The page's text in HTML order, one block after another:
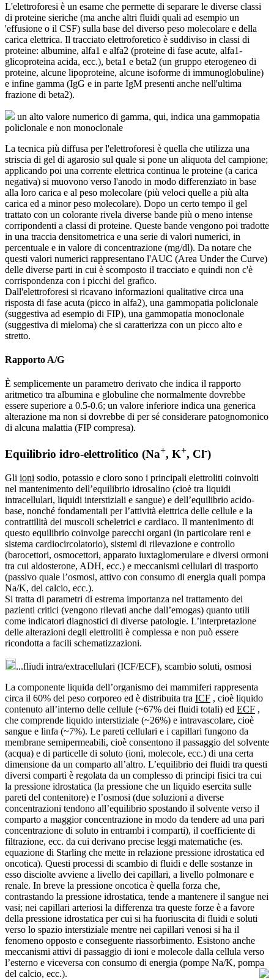
L'elettroforesi è un esame che permette di separare le diverse classi
di proteine sieriche (ma anche altri fluidi quali ad esempio un
'effusione o il CSF) sulla base del diverso peso molecolare e della
carica elettrica. Il tracciato elettroforetico è suddiviso in classi di
proteine: albumine, alfa1 e alfa2 (proteine di fase acute, alfa1-
glicoproteina acida, ecc.), beta1 e beta2 (un gruppo eterogeneo di
proteine, alcune lipoproteine, alcune isoforme di immunoglobuline)
e infine gamma (IgG e in parte IgM presenti anche nell'ultima
frazione di beta2).
un alto valore numerico di gamma, qui, indica una gammopatia
policlonale e non monoclonale
La tecnica più diffusa per l'elettroforesi è quella che utilizza una
striscia di gel di agarosio sul quale si pone un aliquota del campione;
applicando poi una corrente elettrica continua le proteine (a carica
negativa) si muovono verso l'anodo in modo differenziato in base
alla loro carica e al peso molecolare (più veloci quelle a più alta
carica ed a minor peso molecolare). Dopo un certo tempo il gel
trattato con un colorante rivela diverse bande più o meno intense
corripondenti a classi di proteine. Queste bande vengono poi tradotte
in una traccia densitometrica e una serie di valori numerici, in
percentuale e in valore di concentrazione (mg/dl). Da notare che
questi valori numerici rappresentano l'AUC (Area Under the Curve)
delle diverse parti in cui è scomposto il tracciato e quindi non c'è
corrispondenza con i picchi del grafico.
Dall'elettroforesi si ricavano informazioni qualitative circa una
risposta di fase acuta (picco in alfa2), una gammopatia policlonale
(suggestiva ad esempio di FIP), una gammopatia monoclonale
(suggestiva di mieloma) che si caratterizza con un picco alto e
stretto.
Rapporto A/G
È semplicemente un parametro derivato che indica il rapporto
aritmetico tra albumina e globuline che normalmente dovrebbe
essere superiore a 0.5-0.6; un valore inferiore indica una generica
alterazione ma non si dovrebbe di per sé considerare patognomonico
di alcuna malattia (FIP compresa).
Equilibrio idro-elettrolitico (Na+, K+, Cl-)
Gli ioni sodio, potassio e cloro sono i principali elettroliti coinvolti
nel mantenimento dell’equilibrio idrosalino (cioè tra liquidi
intracellulari, liquidi interstiziali e sangue) e dell’equilibrio acido-
base, nonché fondamentali per l’attività elettrica delle cellule e la
contrattilità dei muscoli scheletrici e cardiaco. Il mantenimento di
questo equilibrio coinvolge parecchi organi (in particolare reni e
sistema cardiocircolatorio), sistemi di rilevazione e controllo
(barocettori, osmocettori, apparato iuxtaglomerulare e diversi ormoni
tra cui aldosterone, ADH, ecc.) e meccanismi cellulari di trasporto
(passivo quale l’osmosi, attivo con consumo di energia quali pompa
Na/K, del calcio, ecc.).
Si tratta di parametri di estrema importanza nel trattamento dei
pazienti critici (vengono rilevati anche dall’emogas) quanto utili
come indicatori diagnostici di diverse patologie. L’interpretazione
delle alterazioni degli elettroliti è complessa e non può essere
ricondotta a facili schematizzazioni.
...fliudi intra/extracellulari (ICF/ECF), scambio soluti, osmosi
La componente liquida dell’organismo dei mammiferi rappresenta
circa il 60% del peso corporeo ed è distribuita tra ICF , cioè liquido
contenuto all’interno delle cellule (~67% dei fluidi totali) ed ECF ,
che comprende liquido interstiziale (~26%) e intravascolare, cioè
sangue e linfa (~7%). Le pareti cellulari e i capillari fungono da
membrane semipermeabili, cioè consentono il passaggio del solvente
(acqua) e di particelle di soluto (ioni, molecole, ecc.) di una certa
dimensione da un comparto all’altro. L’equilibrio dei fluidi tra questi
diversi comparti è regolata da un complesso di principi fisici tra cui
la pressione idrostatica (la pressione che un liquido esercita sulle
pareti del contenitore) e l’osmosi (due soluzioni a diverse
concentrazioni tendono all’equilibrio spostando il solvente verso il
comparto a maggior concentrazione in modo da tendere ad una pari
concentrazione di soluto in entrambi i comparti), il coefficiente di
filtrazione, ecc. da cui derivano precise leggi matematiche (es.
equazione di Starling che mette in relazione pressione idrostatica ed
oncotica). Questi processi di scambio di fluidi e delle sostanze in
esso disciolte avviene a livello dei capillari, a livello polmonare e
renale. In breve la pressione oncotica è quella forza che,
contrastando la pressione idrostatica, tende a mantenere il sangue nei
vasi; nei capillari arteriosi la differenza tra queste forze è a favore
della pressione idrostatica per cui si ha fuoriuscita di fluidi e soluti
verso lo spazio interstiziale mentre nei capillari venosi si ha il
fenomeno opposto e conseguente riassorbimento. Esistono anche
meccanismi attivi di passaggio di ioni e molecole dalla cellula verso
l’esterno e viceversa con consumo di energia (pompe Na/K, pompa
del calcio, ecc.).